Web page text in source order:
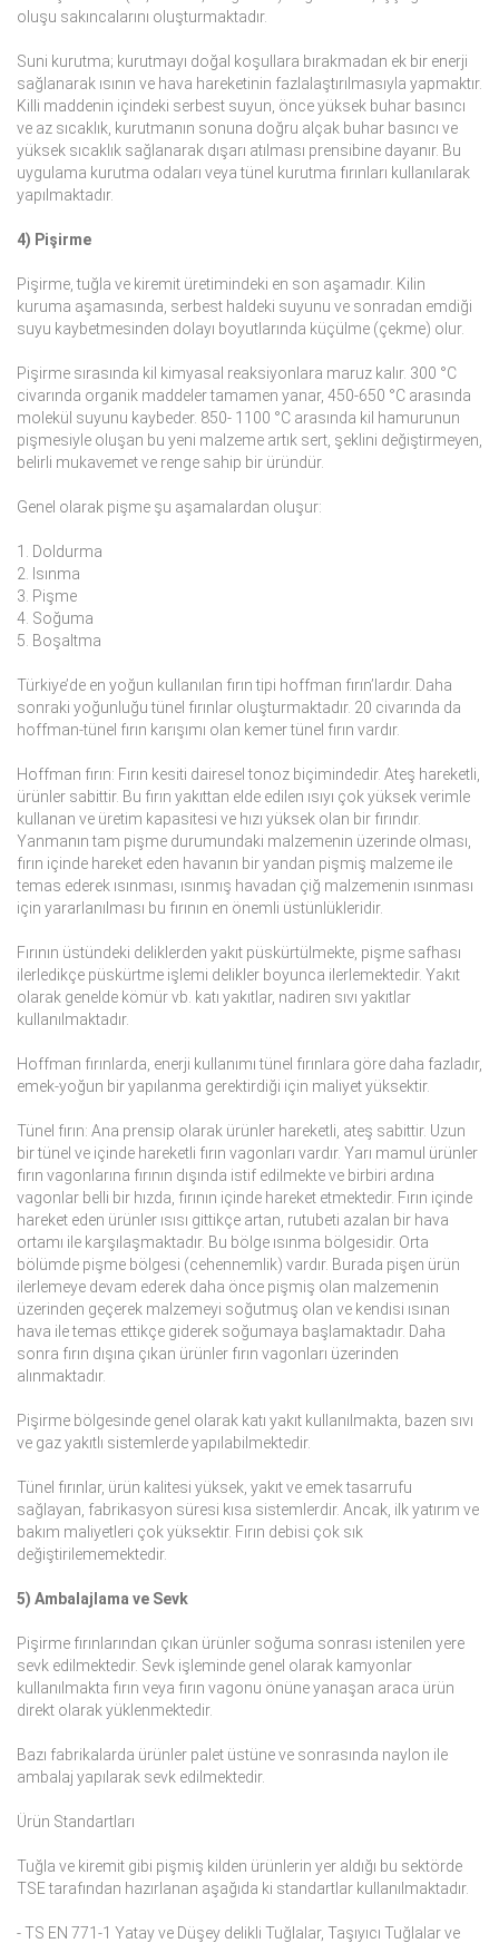
oluşu sakıncalarını oluşturmaktadır.
Suni kurutma; kurutmayı doğal koşullara bırakmadan ek bir enerji
sağlanarak ısının ve hava hareketinin fazlalaştırılmasıyla yapmaktır.
Killi maddenin içindeki serbest suyun, önce yüksek buhar basıncı
ve az sıcaklık, kurutmanın sonuna doğru alçak buhar basıncı ve
yüksek sıcaklık sağlanarak dışarı atılması prensibine dayanır. Bu
uygulama kurutma odaları veya tünel kurutma fırınları kullanılarak
yapılmaktadır.
4) Pişirme
Pişirme, tuğla ve kiremit üretimindeki en son aşamadır. Kilin
kuruma aşamasında, serbest haldeki suyunu ve sonradan emdiği
suyu kaybetmesinden dolayı boyutlarında küçülme (çekme) olur.
Pişirme sırasında kil kimyasal reaksiyonlara maruz kalır. 300 °C
civarında organik maddeler tamamen yanar, 450-650 °C arasında
molekül suyunu kaybeder. 850- 1100 °C arasında kil hamurunun
pişmesiyle oluşan bu yeni malzeme artık sert, şeklini değiştirmeyen,
belirli mukavemet ve renge sahip bir üründür.
Genel olarak pişme şu aşamalardan oluşur:
1. Doldurma
2. Isınma
3. Pişme
4. Soğuma
5. Boşaltma
Türkiye’de en yoğun kullanılan fırın tipi hoffman fırın’lardır. Daha
sonraki yoğunluğu tünel fırınlar oluşturmaktadır. 20 civarında da
hoffman-tünel fırın karışımı olan kemer tünel fırın vardır.
Hoffman fırın: Fırın kesiti dairesel tonoz biçimindedir. Ateş hareketli,
ürünler sabittir. Bu fırın yakıttan elde edilen ısıyı çok yüksek verimle
kullanan ve üretim kapasitesi ve hızı yüksek olan bir fırındır.
Yanmanın tam pişme durumundaki malzemenin üzerinde olması,
fırın içinde hareket eden havanın bir yandan pişmiş malzeme ile
temas ederek ısınması, ısınmış havadan çiğ malzemenin ısınması
için yararlanılması bu fırının en önemli üstünlükleridir.
Fırının üstündeki deliklerden yakıt püskürtülmekte, pişme safhası
ilerledikçe püskürtme işlemi delikler boyunca ilerlemektedir. Yakıt
olarak genelde kömür vb. katı yakıtlar, nadiren sıvı yakıtlar
kullanılmaktadır.
Hoffman fırınlarda, enerji kullanımı tünel fırınlara göre daha fazladır,
emek-yoğun bir yapılanma gerektirdiği için maliyet yüksektir.
Tünel fırın: Ana prensip olarak ürünler hareketli, ateş sabittir. Uzun
bir tünel ve içinde hareketli fırın vagonları vardır. Yarı mamul ürünler
fırın vagonlarına fırının dışında istif edilmekte ve birbiri ardına
vagonlar belli bir hızda, fırının içinde hareket etmektedir. Fırın içinde
hareket eden ürünler ısısı gittikçe artan, rutubeti azalan bir hava
ortamı ile karşılaşmaktadır. Bu bölge ısınma bölgesidir. Orta
bölümde pişme bölgesi (cehennemlik) vardır. Burada pişen ürün
ilerlemeye devam ederek daha önce pişmiş olan malzemenin
üzerinden geçerek malzemeyi soğutmuş olan ve kendisi ısınan
hava ile temas ettikçe giderek soğumaya başlamaktadır. Daha
sonra fırın dışına çıkan ürünler fırın vagonları üzerinden
alınmaktadır.
Pişirme bölgesinde genel olarak katı yakıt kullanılmakta, bazen sıvı
ve gaz yakıtlı sistemlerde yapılabilmektedir.
Tünel fırınlar, ürün kalitesi yüksek, yakıt ve emek tasarrufu
sağlayan, fabrikasyon süresi kısa sistemlerdir. Ancak, ilk yatırım ve
bakım maliyetleri çok yüksektir. Fırın debisi çok sık
değiştirilememektedir.
5) Ambalajlama ve Sevk
Pişirme fırınlarından çıkan ürünler soğuma sonrası istenilen yere
sevk edilmektedir. Sevk işleminde genel olarak kamyonlar
kullanılmakta fırın veya fırın vagonu önüne yanaşan araca ürün
direkt olarak yüklenmektedir.
Bazı fabrikalarda ürünler palet üstüne ve sonrasında naylon ile
ambalaj yapılarak sevk edilmektedir.
Ürün Standartları
Tuğla ve kiremit gibi pişmiş kilden ürünlerin yer aldığı bu sektörde
TSE tarafından hazırlanan aşağıda ki standartlar kullanılmaktadır.
- TS EN 771-1 Yatay ve Düşey delikli Tuğlalar, Taşıyıcı Tuğlalar ve